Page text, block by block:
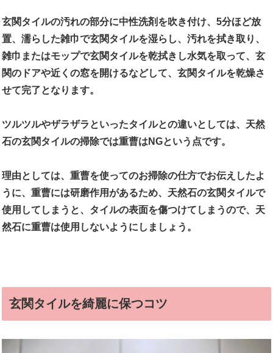
玄関タイルの汚れの部分に中性洗剤を吹き付け、5分ほど放
置、濡らした雑巾で玄関タイルを湿らし、汚れを拭き取り、
雑巾またはモップで玄関タイルを乾拭きし水気を取って、玄
関のドアや近くの窓を開けるなどして、玄関タイルを乾燥さ
せて完了となります。
ツルツルやザラザラといったタイルとの違いとしては、天然
石の玄関タイルの掃除では重曹はNGという点です。
理由としては、重曹を使ってのお掃除の仕方でお伝えしたよ
うに、重曹には研磨作用があるため、天然石の玄関タイルで
使用してしまうと、タイルの表面を傷つけてしまうので、天
然石に重曹は使用しないようにしましょう。
玄関タイルを綺麗に保つコツ